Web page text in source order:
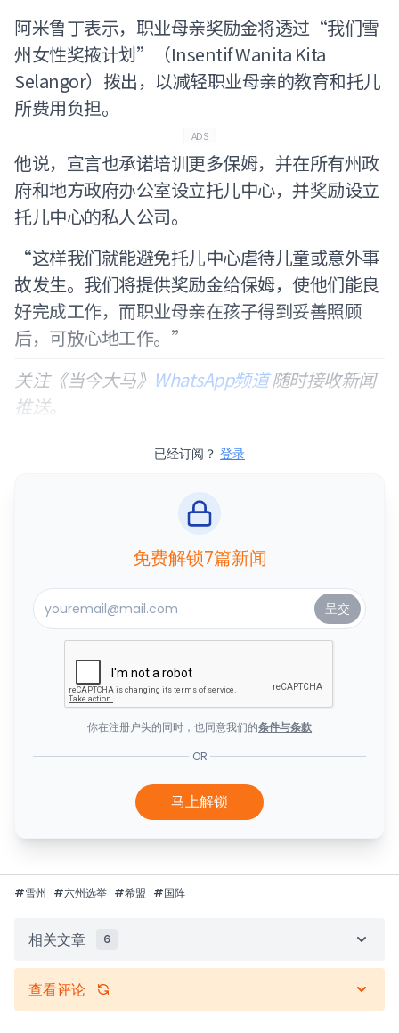
阿米鲁丁表示，职业母亲奖励金将透过“我们雪
州女性奖掖计划”（Insentif Wanita Kita
Selangor）拨出，以减轻职业母亲的教育和托儿
所费用负担。
ADS
他说，宣言也承诺培训更多保姆，并在所有州政
府和地方政府办公室设立托儿中心，并奖励设立
托儿中心的私人公司。
“这样我们就能避免托儿中心虐待儿童或意外事
故发生。我们将提供奖励金给保姆，使他们能良
好完成工作，而职业母亲在孩子得到妥善照顾
后，可放心地工作。”
关注《当今大马》 WhatsApp频道随时接收新闻
推送。
已经订阅？ 登录
免费解锁7篇新闻
你在注册户头的同时，也同意我们的条件与条款
OR
马上解锁
#雪州 #六州选举 #希盟 #国阵
相关文章 6
查看评论